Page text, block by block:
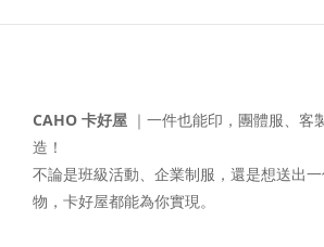
CAHO 卡好屋 ｜一件也能印，團體服、客
造！
不論是班級活動、企業制服，還是想送出
物，卡好屋都能為你實現。